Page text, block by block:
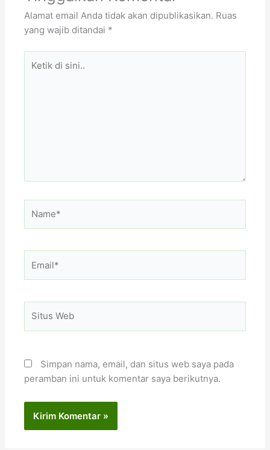
Alamat email Anda tidak akan dipublikasikan. Ruas
yang wajib ditandai *
Web
Simpan nama, email, dan situs web saya pada
peramban ini untuk komentar saya berikutnya.